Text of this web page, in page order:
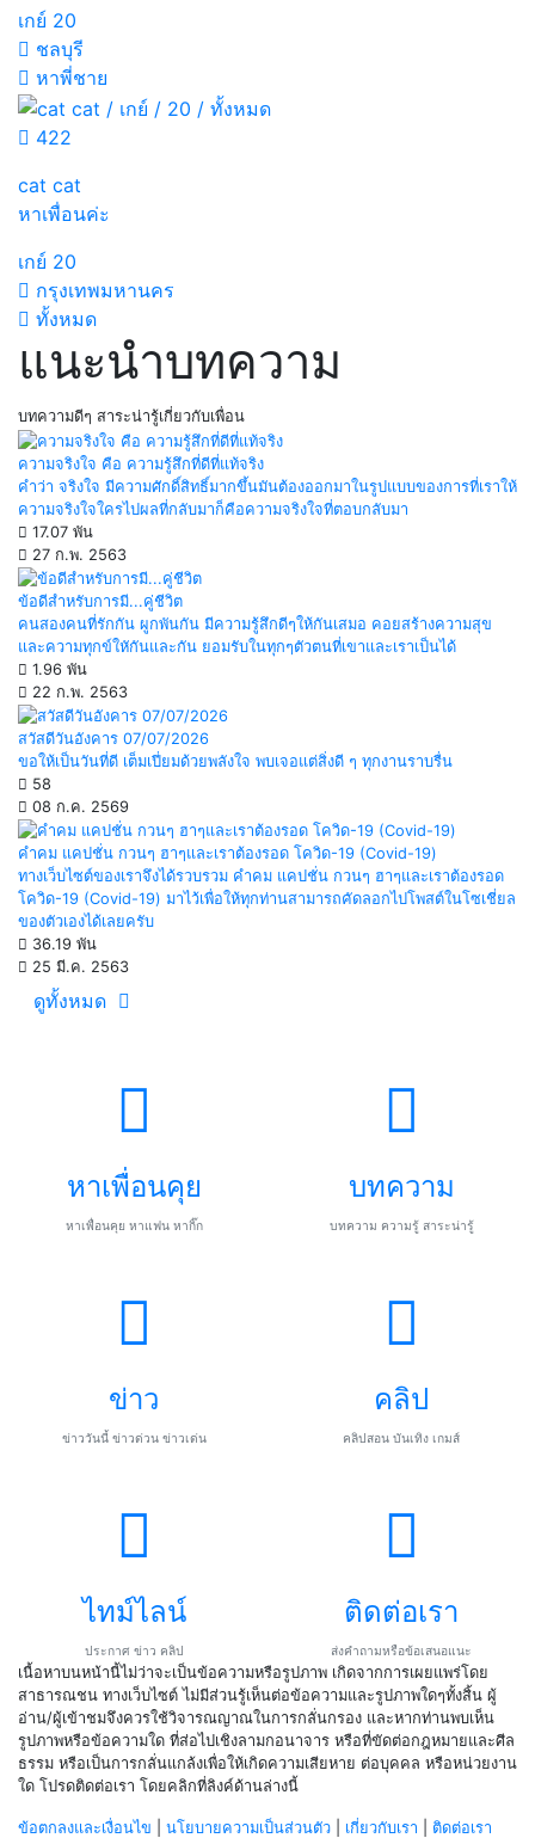
เกย์ 20
ชลบุรี
หาพี่ชาย
422
cat cat
หาเพื่อนค่ะ
เกย์ 20
กรุงเทพมหานคร
ทั้งหมด
แนะนำบทความ
บทความดีๆ สาระน่ารู้เกี่ยวกับเพื่อน
ความจริงใจ คือ ความรู้สึกที่ดีที่แท้จริง
คำว่า จริงใจ มีความศักดิ์สิทธิ์มากขึ้นมันต้องออกมาในรูปแบบของการที่เราให้
ความจริงใจใครไปผลที่กลับมาก็คือความจริงใจที่ตอบกลับมา
17.07 พัน
27 ก.พ. 2563
ข้อดีสำหรับการมี...คู่ชีวิต
คนสองคนที่รักกัน ผูกพันกัน มีความรู้สึกดีๆให้กันเสมอ คอยสร้างความสุข
และความทุกข์ใหักันและกัน ยอมรับในทุกๆตัวตนที่เขาและเราเป็นได้
1.96 พัน
22 ก.พ. 2563
สวัสดีวันอังคาร 07/07/2026
ขอให้เป็นวันที่ดี เต็มเปี่ยมด้วยพลังใจ พบเจอแต่สิ่งดี ๆ ทุกงานราบรื่น
58
08 ก.ค. 2569
คำคม แคปชั่น กวนๆ ฮาๆและเราต้องรอด โควิด-19 (Covid-19)
ทางเว็บไซต์ของเราจึงได้รวบรวม คำคม แคปชั่น กวนๆ ฮาๆและเราต้องรอด
โควิด-19 (Covid-19) มาไว้เพื่อให้ทุกท่านสามารถคัดลอกไปโพสต์ในโซเชี่ยล
ของตัวเองได้เลยครับ
36.19 พัน
25 มี.ค. 2563
ดูทั้งหมด
หาเพื่อนคุย
หาเพื่อนคุย หาแฟน หากิ๊ก
บทความ
บทความ ความรู้ สาระน่ารู้
ข่าว
ข่าววันนี้ ข่าวด่วน ข่าวเด่น
คลิป
คลิปสอน บันเทิง เกมส์
ไทม์ไลน์
ประกาศ ข่าว คลิป
ติดต่อเรา
ส่งคำถามหรือข้อเสนอแนะ
เนื้อหาบนหน้านี้ไม่ว่าจะเป็นข้อความหรือรูปภาพ เกิดจากการเผยแพร่โดย
สาธารณชน ทางเว็บไซต์ ไม่มีส่วนรู้เห็นต่อข้อความและรูปภาพใดๆทั้งสิ้น ผู้
อ่าน/ผู้เข้าชมจึงควรใช้วิจารณญาณในการกลั่นกรอง และหากท่านพบเห็น
รูปภาพหรือข้อความใด ที่ส่อไปเชิงลามกอนาจาร หรือที่ขัดต่อกฎหมายและศีล
ธรรม หรือเป็นการกลั่นแกล้งเพื่อให้เกิดความเสียหาย ต่อบุคคล หรือหน่วยงาน
ใด โปรดติดต่อเรา โดยคลิกที่ลิงค์ด้านล่างนี้
ข้อตกลงและเงื่อนไข นโยบายความเป็นส่วนตัว เกี่ยวกับเรา ติดต่อเรา